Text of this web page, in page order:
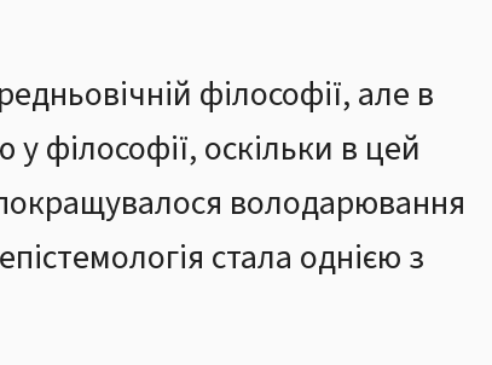
філософії, але в
філософії, оскільки в цей
володарювання
стала однією з